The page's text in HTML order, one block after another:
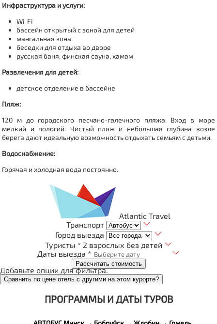
Инфраструктура и услуги:
Wi-Fi
бассейн открытый с зоной для детей
мангальная зона
беседки для отдыха во дворе
русская баня, финская сауна, хамам
Развлечения для детей:
детское отделение в бассейне
Пляж:
120 м до городского песчано-галечного пляжа. Вход в море
мелкий и пологий. Чистый пляж и небольшая глубина возле
берега дают идеальную возможность отдыхать семьям с детьми.
Водоснабжение:
Горячая и холодная вода постоянно.
Atlantic Travel
Транспорт
Город выезда
Туристы * 2 взрослых без детей
Даты выезда *
Рассчитать стоимость
Добавьте опции для фильтра.
Сравнить по цене отель с другими на этом курорте?
ПРОГРАММЫ И ДАТЫ ТУРОВ